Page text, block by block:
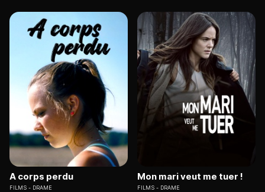
A corps perdu
FILMS DRAME
Mon mari veut me tuer !
FILMS DRAME